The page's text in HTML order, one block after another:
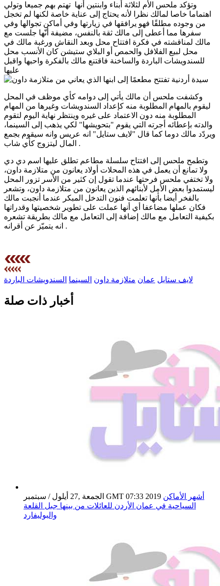
وتؤكد ملحس الأم لثلاثة أبناء وابنتين أنها تهتم بهم جميعا وتولي
اهتماما خاصا لمالك نظرا لأنه يحتاج إلى عناية خاصة لكنها لم تخجل
من وجوده مطلقًا فهو يرافقها في زيارتها وفي أماكن تجوالها وفي
سفرها مما أعطى إلى مالك ثقة بالنفس، مضيفة أنّها جلست مع
مالك لمناقشته في فكرة افتتاح محل وبعد النقاش ورغبة مالك في
محل لبيع الفلافل والحمص أو البلاي ستيشن كان الأنسب محل
للسندويشات الباردة والساخنة فاقتنع مالك بالفكرة واحبها واقبل
وكشفت ملحس أن مالك يأتي إلى دوامه كأي موظف في المحل
ليقوم بالمهام المطلوبة منه كإعداد السندويشات وغيرها من المهام
المطلوبة منه دون الاعتماد على غيره وينتظر نهاية اليوم لتقوم
والدته بإعطائه أجرته التي يقوم "بتحويشها" لكي يذهب إلى السينما،
ويردّد مالك دوما كما قال "لايف ستايل" انه عريس وانه سيقوم بجمع
المال ليتزوج كأي شاب .
وتطمح ملحس إلى افتتاح سلسلة مطاعم تطلق عليها اسم دي دي
ولا تمانع أن يعمل في هذه المحلات أولاد يعانون من متلازمة داون،
ولا تختفي ملحس فرحتها عندما تقول إن كثير من الأسر تزور المحل
ليستمدوا بعض الأمل لأبنائهم الذين يعانون من متلازمة داون، وتشعر
بالفخر أيضا بأنها تعلمت فنون التدخل المبكر عندما أنجبت مالك
فكان عملها مضاعفا أي أنها عملت على تطوير شخصيتها وقدراتها
بكيفية التعامل مع مالك إضافة إلى التعامل مع مالك بطريقة تشعره
انه يتميّز عن أقرانه .
لايف ستايل عمان متلازمة داون السينما السندويشات الباردة
أخبار ذات صلة
الجمعة ,27 أيلول / سبتمبر GMT 07:33 2019 أشهر الأماكن
السياحية في عمان الأردن للعائلات من بينها جبل القلعة
والبوليفارد